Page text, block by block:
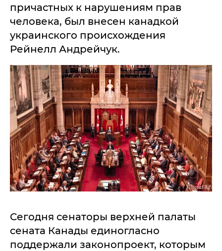
причастных к нарушениям прав
человека, был внесен канадкой
украинского происхождения
Рейнелл Андрейчук.
Сегодня сенаторы верхней палаты
сената Канады единогласно
поддержали законопроект, которым